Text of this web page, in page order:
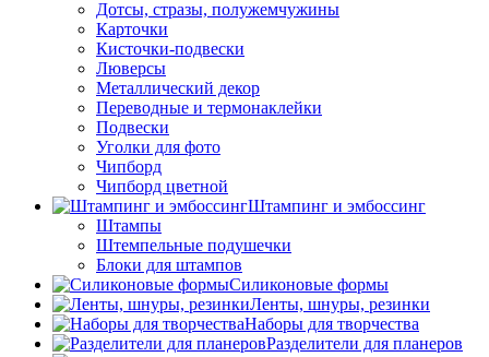
Дотсы, стразы, полужемчужины
Карточки
Кисточки-подвески
Люверсы
Металлический декор
Переводные и термонаклейки
Подвески
Уголки для фото
Чипборд
Чипборд цветной
Штампинг и эмбоссинг
Штампы
Штемпельные подушечки
Блоки для штампов
Силиконовые формы
Ленты, шнуры, резинки
Наборы для творчества
Разделители для планеров